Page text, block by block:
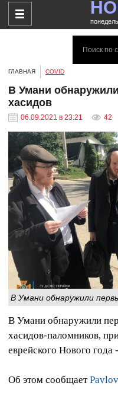
ГЛАВНАЯ COVID
В Умани
хасидов
06.09.2021 в 23:21 42
В Умани обнаружили
В Умани обнаружили
хасидов-паломников,
еврейского Нового
Об этом сообщает